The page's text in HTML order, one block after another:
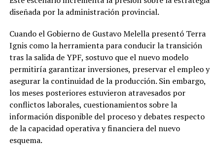
diseñada por la administración provincial.
Cuando el Gobierno de Gustavo Melella presentó Terra
Ignis como la herramienta para conducir la transición
tras la salida de YPF, sostuvo que el nuevo modelo
permitiría garantizar inversiones, preservar el empleo y
asegurar la continuidad de la producción. Sin embargo,
los meses posteriores estuvieron atravesados por
conflictos laborales, cuestionamientos sobre la
información disponible del proceso y debates respecto
de la capacidad operativa y financiera del nuevo
esquema.